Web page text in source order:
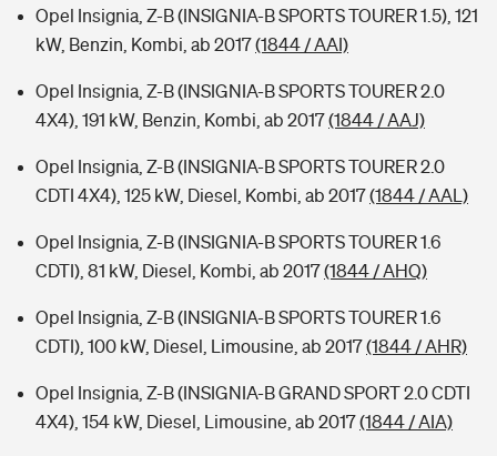
Opel Insignia, Z-B (INSIGNIA-B SPORTS TOURER 1.5), 121
kW, Benzin, Kombi, ab 2017(1844 / AAI)
Opel Insignia, Z-B (INSIGNIA-B SPORTS TOURER 2.0
4X4), 191 kW, Benzin, Kombi, ab 2017(1844 / AAJ)
Opel Insignia, Z-B (INSIGNIA-B SPORTS TOURER 2.0
CDTI 4X4), 125 kW, Diesel, Kombi, ab 2017(1844 / AAL)
Opel Insignia, Z-B (INSIGNIA-B SPORTS TOURER 1.6
CDTI), 81 kW, Diesel, Kombi, ab 2017(1844 / AHQ)
Opel Insignia, Z-B (INSIGNIA-B SPORTS TOURER 1.6
CDTI), 100 kW, Diesel, Limousine, ab 2017(1844 / AHR)
Opel Insignia, Z-B (INSIGNIA-B GRAND SPORT 2.0 CDTI
4X4), 154 kW, Diesel, Limousine, ab 2017(1844 / AIA)